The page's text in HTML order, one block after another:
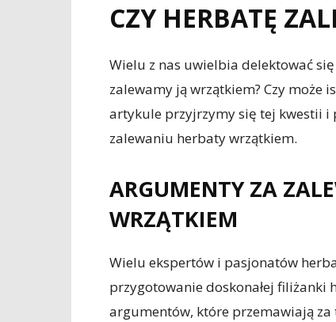
CZY HERBATĘ
Wielu z nas uwielbia delektować
zalewamy ją wrzątkiem? Czy
artykule przyjrzymy się tej kwestii i
zalewaniu herbaty wrzątkiem.
ARGUMENTY ZA
WRZĄTKIEM
Wielu ekspertów i pasjonatów
przygotowanie doskonałej filiżanki
argumentów, które przemawiają za